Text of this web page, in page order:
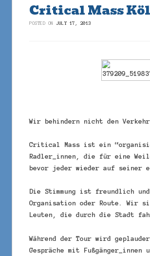
Critical Mass
POSTED ON JULY 17, 2013
Wir behindern nicht den
Critical Mass ist ein
Radler_innen, die für eine
bevor jeder wieder auf seiner
Die Stimmung ist freundlich
Organisation oder Route. Wir
Leuten, die durch die Stadt
Während der Tour wird
Gespräche mit Fußgänger_innen